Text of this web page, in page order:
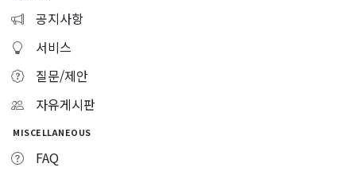
공지사항
서비스
질문/제안
자유게시판
MISCELLANEOUS
FAQ